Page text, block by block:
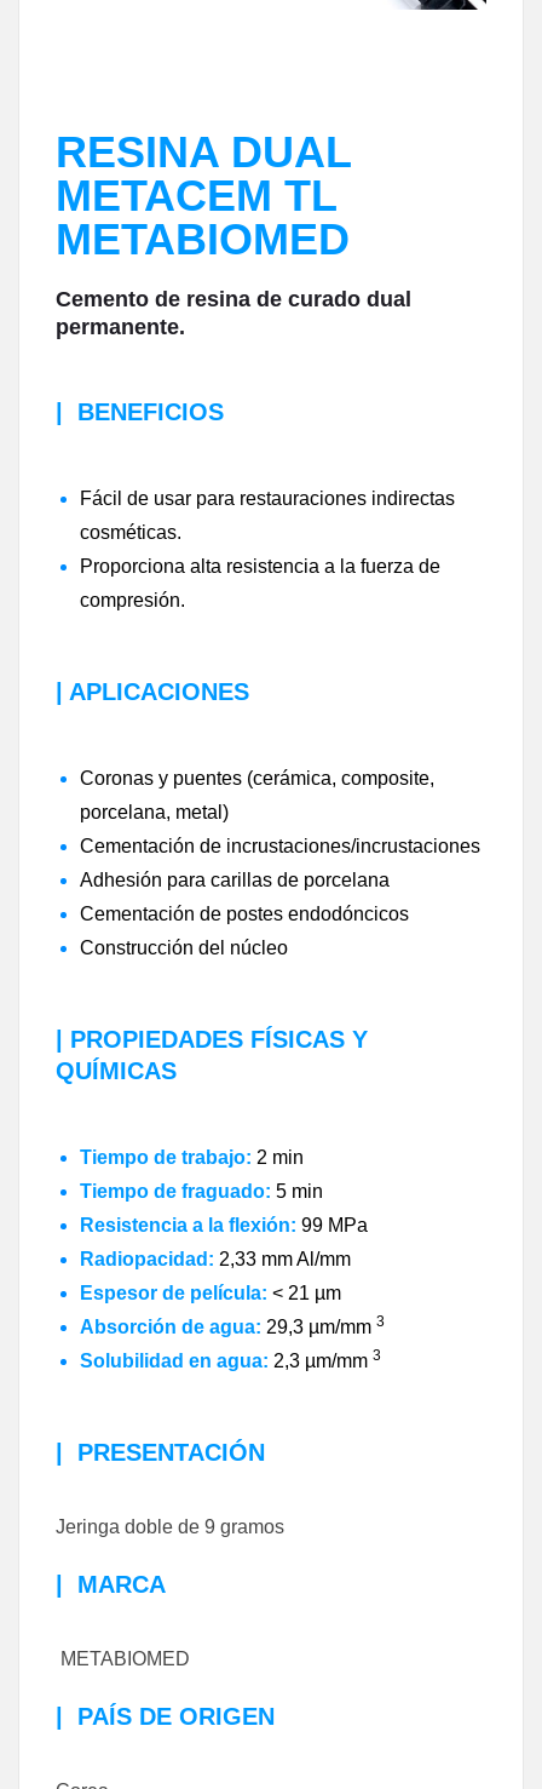
RESINA DUAL
METACEM TL
METABIOMED
Cemento de resina de curado dual
permanente.
BENEFICIOS
Fácil de usar para restauraciones indirectas
cosméticas.
Proporciona alta resistencia a la fuerza de
compresión.
| APLICACIONES
Coronas y puentes (cerámica, composite,
porcelana, metal)
Cementación de incrustaciones/incrustaciones
Adhesión para carillas de porcelana
Cementación de postes endodóncicos
Construcción del núcleo
| PROPIEDADES FÍSICAS Y
QUÍMICAS
Tiempo de trabajo: 2 min
Tiempo de fraguado: 5 min
Resistencia a la flexión: 99 MPa
Radiopacidad: 2,33 mm Al/mm
Espesor de película: < 21 µm
Absorción de agua: 29,3 µm/mm 3
Solubilidad en agua: 2,3 µm/mm 3
PRESENTACIÓN
Jeringa doble de 9 gramos
MARCA
METABIOMED
PAÍS DE ORIGEN